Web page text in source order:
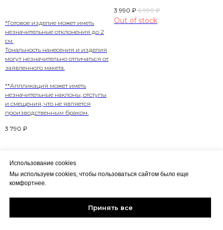
*Готовое изделие может иметь
незначительные отклонения до 2
см.
Тональность нанесения и изделия
могут незначительно отличаться от
заявленного макета.
**Аппликация может иметь
незначительные наклоны, отступы
и смещения, что не является
производственным браком.
3 790 ₽
3 990 ₽ 6 990 ₽
Out of stock
HALIKY
Контакты
Политика конфиденциальности
Использование cookies
Мы используем cookies, чтобы пользоваться сайтом было еще
комфортнее.
Принять все